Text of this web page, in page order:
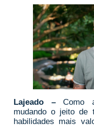
Lajeado –Como a
mudando o jeito de
habilidades mais